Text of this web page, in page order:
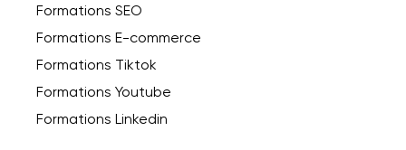
Formations SEO
Formations E-commerce
Formations Tiktok
Formations Youtube
Formations Linkedin